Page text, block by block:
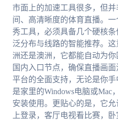
市面上的加速工具很多，但
间、高清晰度的体育直播。
秀工具，必须具备几个硬核
泛分布与线路的智能推荐。
洲还是澳洲，它都能自动为
国内入口节点，确保直播画
平台的全面支持，无论是你手
是家里的Windows电脑或Mac
安装使用。更贴心的是，它
上登录，客厅电视看比赛，